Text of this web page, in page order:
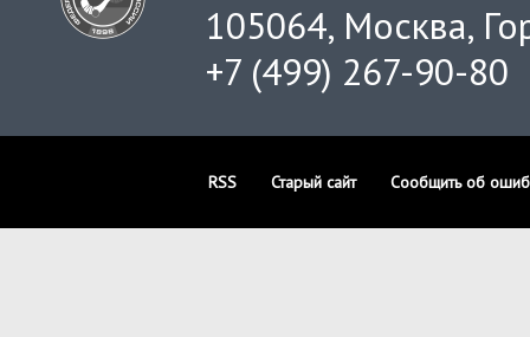
105064, Москва,
+7 (499) 267-90-80
RSS Старый сайт Сообщить об